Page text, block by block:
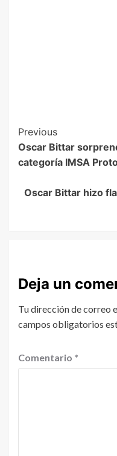
Previous
Oscar Bittar
categoría IMSA
Oscar Bittar hizo
Deja un
Tu dirección de correo
campos obligatorios
Comentario *